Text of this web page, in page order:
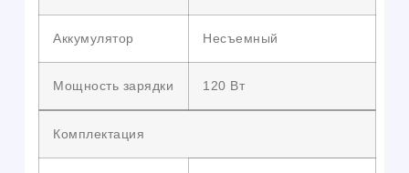
Аккумулятор Несъемный
Мощность зарядки 120 Вт
Комплектация